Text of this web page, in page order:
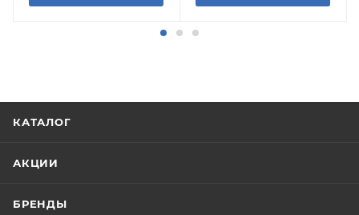
КАТАЛОГ
АКЦИИ
БРЕНДЫ